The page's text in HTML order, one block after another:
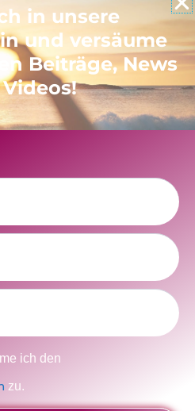
in unsere
und versäume
Beiträge, News
ich den
zu.